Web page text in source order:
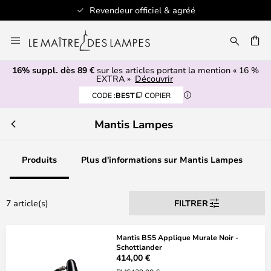
Revendeur officiel & agréé
au
contenu
16% suppl. dès 89 € sur les articles portant la mention « 16 %
EXTRA » Découvrir
CODE :BEST COPIER
Mantis Lampes
Produits Plus d'informations sur Mantis Lampes
7 article(s) FILTRER
Mantis BS5 Applique Murale Noir -
Schottlander
414,00 €